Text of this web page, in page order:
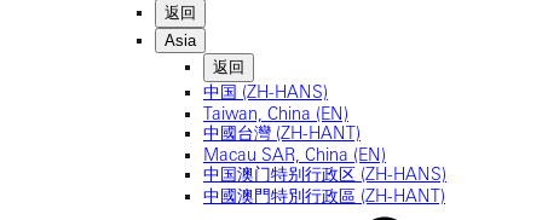
返回
Asia
返回
中国 (ZH-HANS)
Taiwan, China (EN)
中國台灣 (ZH-HANT)
Macau SAR, China (EN)
中国澳门特别行政区 (ZH-HANS)
中國澳門特別行政區 (ZH-HANT)